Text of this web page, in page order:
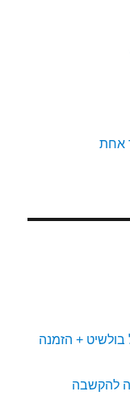
אחת
בולשיט + הזמנה
להקשבה